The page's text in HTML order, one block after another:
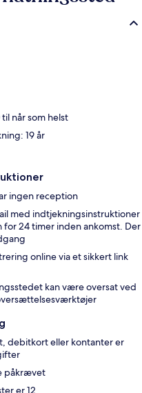
når som helst
19 år
ingen reception
med indtjekningsinstruktioner
24 timer inden ankomst. Der
online via et sikkert link
kan være oversat ved
debitkort eller kontanter er
påkrævet
er 12